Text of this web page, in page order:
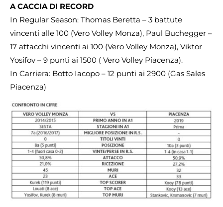
A CACCIA DI RECORD
In Regular Season: Thomas Beretta – 3 battute
vincenti alle 100 (Vero Volley Monza), Paul Buchegger –
17 attacchi vincenti ai 100 (Vero Volley Monza), Viktor
Yosifov – 9 punti ai 1500 ( Vero Volley Piacenza).
In Carriera: Botto Iacopo – 12 punti ai 2900 (Gas Sales
Piacenza)